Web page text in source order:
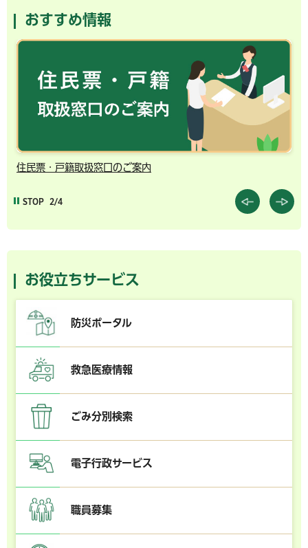
おすすめ情報
住民票・戸籍取扱窓口のご案内
STOP 2/4
お役立ちサービス
防災ポータル
救急医療情報
ごみ分別検索
電子行政サービス
職員募集